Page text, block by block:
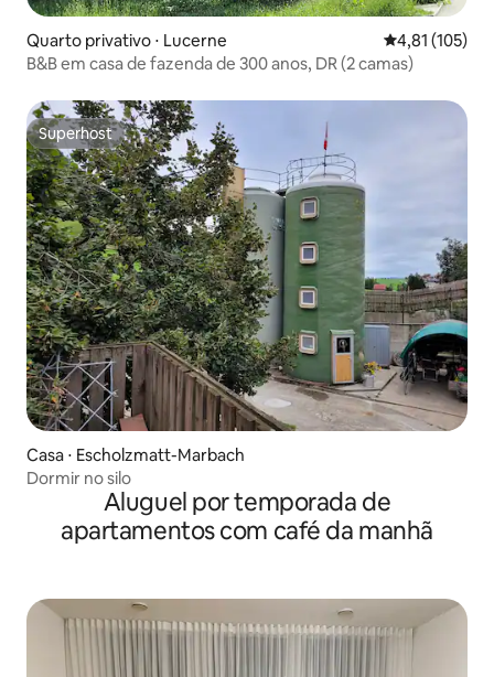
Quarto privativo ⋅ Lucerne 4,81 de uma
4,81 (105)
B&B em casa de fazenda de 300 anos, DR (2 camas)
Superhost
Superhost
Casa ⋅ Escholzmatt-Marbach
Dormir no silo
Aluguel por temporada de
apartamentos com café da manhã